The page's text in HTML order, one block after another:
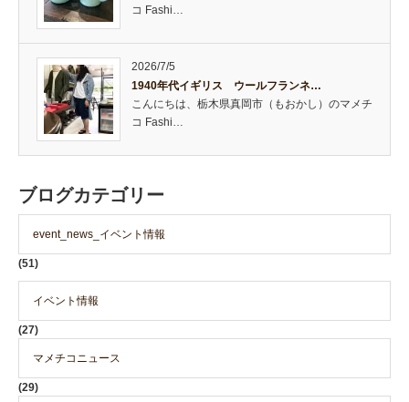
コ Fashi…
2026/7/5
1940年代イギリス ウールフランネ…
こんにちは、栃木県真岡市（もおかし）のマメチ
コ Fashi…
ブログカテゴリー
event_news_イベント情報
(51)
イベント情報
(27)
マメチコニュース
(29)